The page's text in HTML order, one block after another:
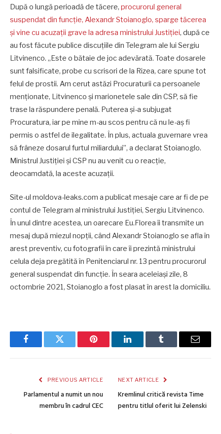
După o lungă perioadă de tăcere, procurorul general
suspendat din funcție, Alexandr Stoianoglo, sparge tăcerea
și vine cu acuzații grave la adresa ministrului Justiției, după ce
au fost făcute publice discuțiile din Telegram ale lui Sergiu
Litvinenco. „Este o bătaie de joc adevărată. Toate dosarele
sunt falsificate, probe cu scrisori de la Rizea, care spune tot
felul de prostii. Am cerut astăzi Procuraturii ca persoanele
menționate, Litvinenco și marionetele sale din CSP, să fie
trase la răspundere penală. Puterea și-a subjugat
Procuratura, iar pe mine m-au scos pentru că nu le-aș fi
permis o astfel de ilegalitate. În plus, actuala guvernare vrea
să frâneze dosarul furtul miliardului”, a declarat Stoianoglo.
Ministrul Justiției și CSP nu au venit cu o reacție,
deocamdată, la aceste acuzații.
Site-ul moldova-leaks.com a publicat mesaje care ar fi de pe
contul de Telegram al ministrului Justiției, Sergiu Litvinenco.
În unul dintre acestea, un oarecare Eu.Florea îi transmite un
mesaj după miezul nopții, când Alexandr Stoianoglo se afla în
arest preventiv, cu fotografii în care îi prezintă ministrului
celula deja pregătită în Penitenciarul nr. 13 pentru procurorul
general suspendat din funcție. În seara aceleiași zile, 8
octombrie 2021, Stoianoglo a fost plasat în arest la domiciliu.
FacebookTwitter Pinterest LinkedInTumblr Email
PREVIOUS ARTICLE
Parlamentul a numit un nou
membru în cadrul CEC
NEXT ARTICLE
Kremlinul critică revista Time
pentru titlul oferit lui Zelenski